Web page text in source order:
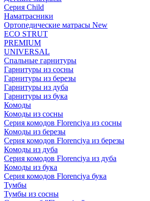
Серия Child
Наматрасники
Ортопедические матрасы New
ECO STRUT
PREMIUM
UNIVERSAL
Спальные гарнитуры
Гарнитуры из сосны
Гарнитуры из березы
Гарнитуры из дуба
Гарнитуры из бука
Комоды
Комоды из сосны
Серия комодов Florenciya из сосны
Комоды из березы
Серия комодов Florenciya из березы
Комоды из дуба
Серия комодов Florenciya из дуба
Комоды из бука
Серия комодов Florenciya бука
Тумбы
Тумбы из сосны